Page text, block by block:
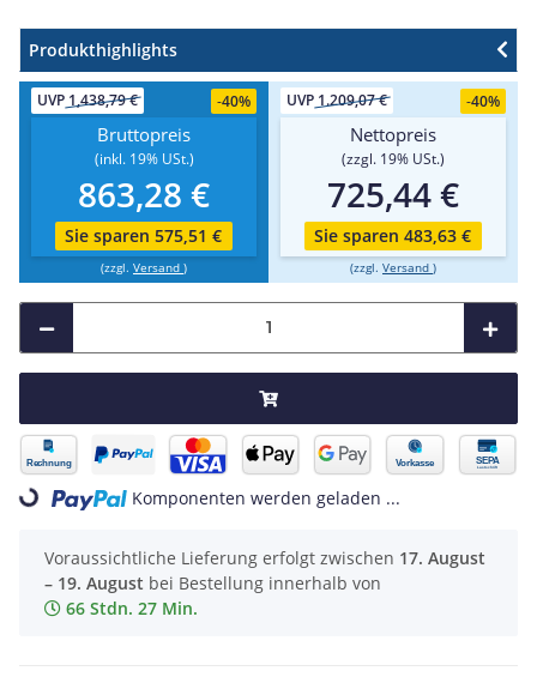
Produkthighlights
UVP 1,438,79 € -40%
Bruttopreis
(inkl. 19% USt.)
863,28 €
Sie sparen 575,51 €
(zzgl. Versand )
UVP 1.209,07 € -40%
Nettopreis
(zzgl. 19% USt.)
725,44 €
Sie sparen 483,63 €
(zzgl. Versand )
Loading... Komponenten werden geladen ...
Voraussichtliche Lieferung erfolgt zwischen 17. August
– 19. August bei Bestellung innerhalb von
66 Stdn. 27 Min.